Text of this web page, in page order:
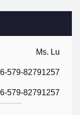
Ms. Lu
579-82791257
579-82791257